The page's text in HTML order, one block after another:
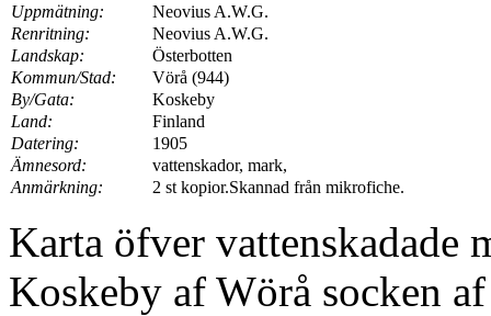
Uppmätning:
Neovius A.W.G.
Renritning:
Neovius A.W.G.
Landskap:
Österbotten
Kommun/Stad:
Vörå (944)
By/Gata:
Koskeby
Land:
Finland
Datering:
1905
Ämnesord:
vattenskador, mark,
Anmärkning:
2 st kopior.Skannad från mikrofiche.
Karta öfver vattenskadade
Koskeby af Wörå socken